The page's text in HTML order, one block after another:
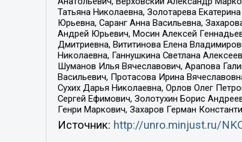
Татьяна Николаевна, Золотарева
Юрьевна, Саранг Анна Васильевна,
Андрей Юрьевич, Мосин Алексей
Дмитриевна, Вититинова Елена
Николаевна, Ганнушкина Светлана
Шуманов Илья Вячеславович, Арапова
Васильевич, Протасова Ирина
Сухих Дарья Николаевна, Орлов Олег
Сергей Ефимович, Золотухин Борис
Генри Маркович, Захаров Герман
Источник: http://unro.minjust.ru/